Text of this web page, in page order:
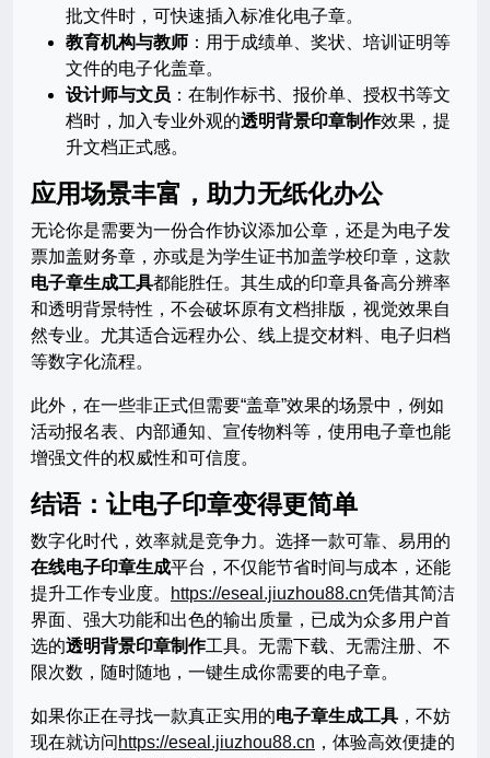
批文件时，可快速插入标准化电子章。
教育机构与教师 ：用于成绩单、奖状、培训证明等
文件的电子化盖章。
设计师与文员 ：在制作标书、报价单、授权书等文
档时，加入专业外观的透明背景印章制作效果，提
升文档正式感。
应用场景丰富，助力无纸化办公
无论你是需要为一份合作协议添加公章，还是为电子发
票加盖财务章，亦或是为学生证书加盖学校印章，这款
电子章生成工具都能胜任。其生成的印章具备高分辨率
和透明背景特性，不会破坏原有文档排版，视觉效果自
然专业。尤其适合远程办公、线上提交材料、电子归档
等数字化流程。
此外，在一些非正式但需要“盖章”效果的场景中，例如
活动报名表、内部通知、宣传物料等，使用电子章也能
增强文件的权威性和可信度。
结语：让电子印章变得更简单
数字化时代，效率就是竞争力。选择一款可靠、易用的
在线电子印章生成平台，不仅能节省时间与成本，还能
提升工作专业度。
https://eseal.jiuzhou88.cn凭借其简洁
界面、强大功能和出色的输出质量，已成为众多用户首
选的透明背景印章制作工具。无需下载、无需注册、不
限次数，随时随地，一键生成你需要的电子章。
如果你正在寻找一款真正实用的电子章生成工具 ，不妨
现在就访问 https://eseal.jiuzhou88.cn ，体验高效便捷的